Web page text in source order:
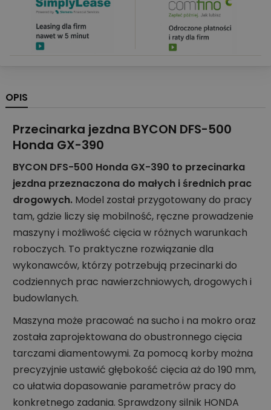
OPIS
Przecinarka jezdna BYCON DFS-500
Honda GX-390
BYCON DFS-500 Honda GX-390 to przecinarka
jezdna przeznaczona do małych i średnich prac
drogowych. Model został przygotowany do pracy
tam, gdzie liczy się mobilność, ręczne prowadzenie
maszyny i możliwość cięcia w różnych warunkach
roboczych. To praktyczne rozwiązanie dla
wykonawców, którzy potrzebują przecinarki do
codziennych prac nawierzchniowych, drogowych i
budowlanych.
Maszyna może pracować na sucho i na mokro oraz
została zaprojektowana do obustronnego cięcia
tarczami diamentowymi. Za pomocą korby można
precyzyjnie ustawić głębokość cięcia aż do 190 mm,
co ułatwia dopasowanie parametrów pracy do
konkretnego zadania. Sprawdzony silnik HONDA